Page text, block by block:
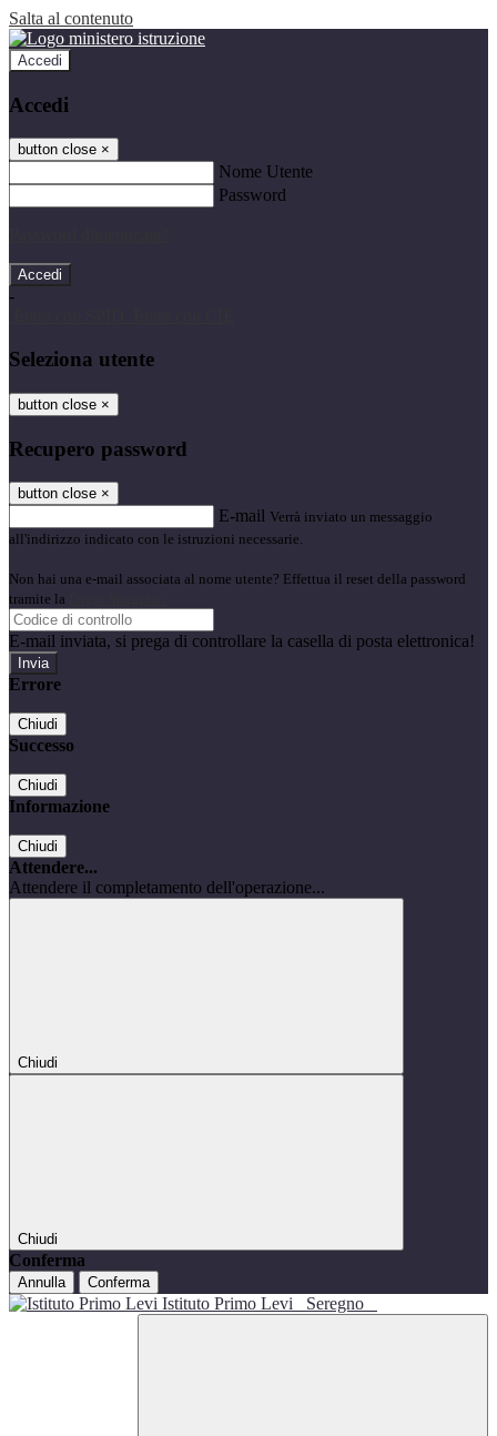
Salta al contenuto
Accedi
Accedi
button close ×
Nome Utente
Password
-
Seleziona utente
button close ×
Recupero password
button close ×
E-mail Verrà inviato un messaggio
all'indirizzo indicato con le istruzioni necessarie.
Non hai una e-mail associata al nome utente? Effettua il reset della password
tramite la
E-mail inviata, si prega di controllare la casella di posta elettronica!
Errore
Chiudi
Successo
Chiudi
Informazione
Chiudi
Attendere...
Attendere il completamento dell'operazione...
Chiudi
Chiudi
Conferma
Annulla Conferma
Istituto Primo Levi Seregno